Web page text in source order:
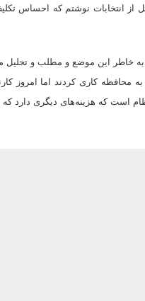
از انتخابات نوشتم که احساس
خاطر این موضع و مطلب و
محافظه کاری کردند اما امروز
است که هزینه‌های دیگری دارد